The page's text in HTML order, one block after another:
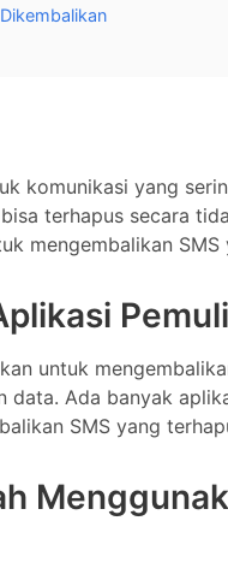
komunikasi yang
terhapus secara
mengembalikan SMS
untuk
data. Ada banyak
SMS yang